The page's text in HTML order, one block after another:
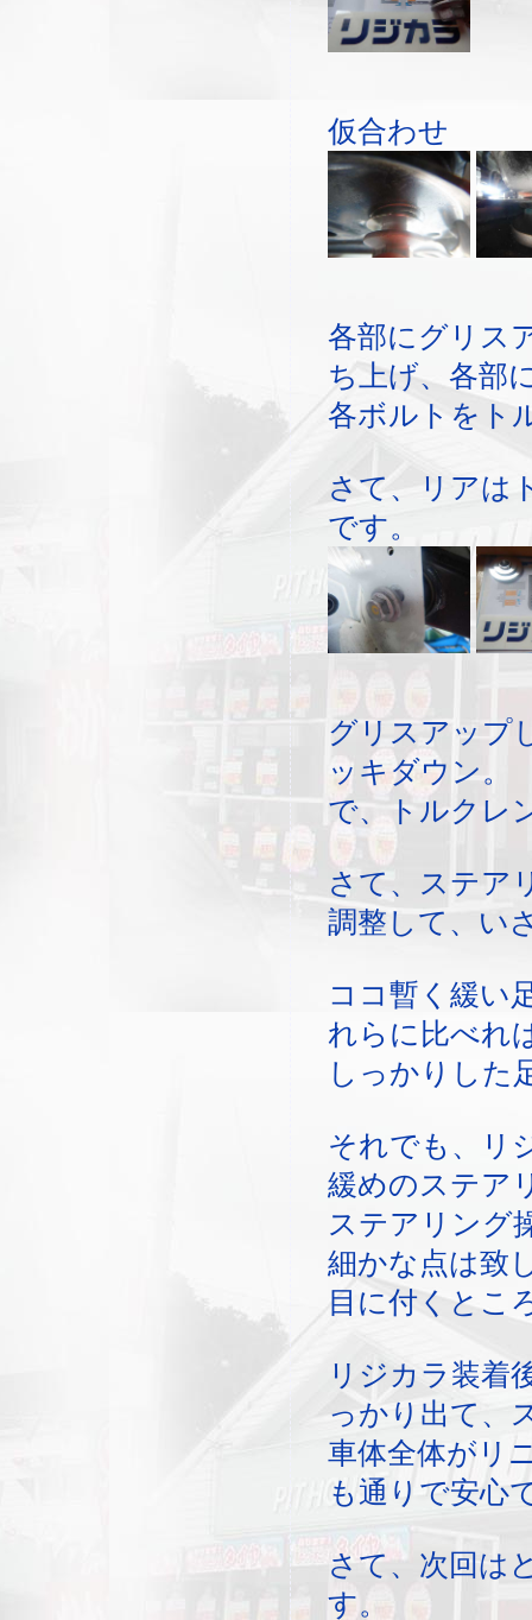
仮合わせ
各部にグリス
ち上げ、各部
各ボルトをト
さて、リアは
です。
グリスアップ
ッキダウン。
で、トルクレ
さて、ステア
調整して、い
ココ暫く緩い
れらに比べれ
しっかりした
それでも、リ
緩めのステア
ステアリング
細かな点は致
目に付くとこ
リジカラ装着
っかり出て、
車体全体がリ
も通りで安心
さて、次回は
す。